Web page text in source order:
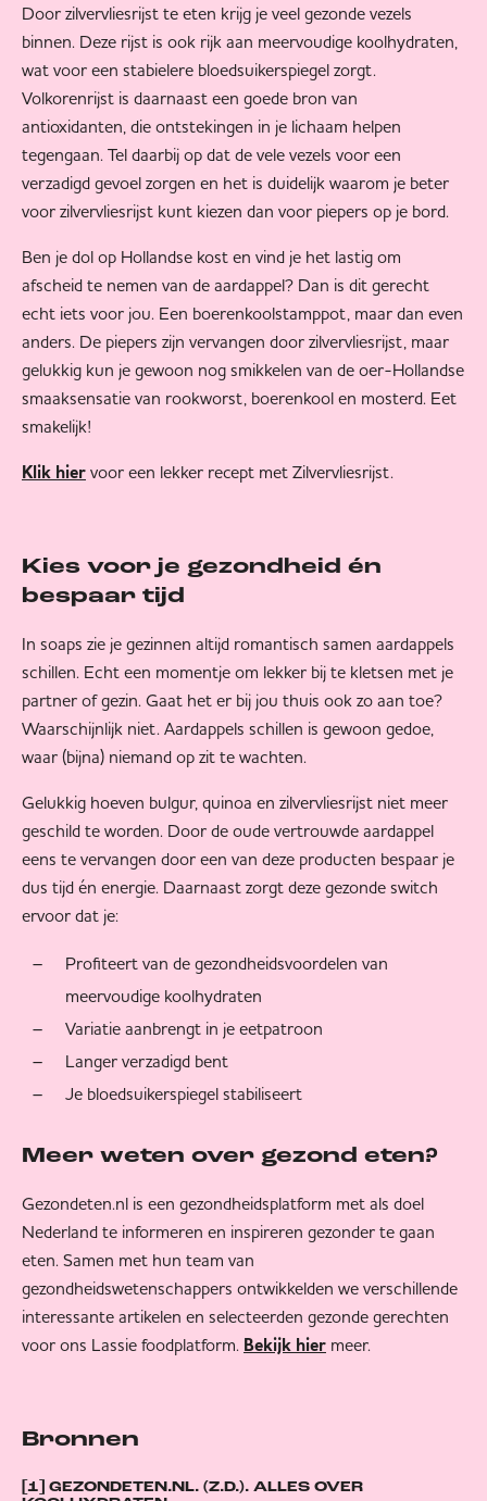
Door zilvervliesrijst te eten krijg je veel gezonde vezels
binnen. Deze rijst is ook rijk aan meervoudige koolhydraten,
wat voor een stabielere bloedsuikerspiegel zorgt.
Volkorenrijst is daarnaast een goede bron van
antioxidanten, die ontstekingen in je lichaam helpen
tegengaan. Tel daarbij op dat de vele vezels voor een
verzadigd gevoel zorgen en het is duidelijk waarom je beter
voor zilvervliesrijst kunt kiezen dan voor piepers op je bord.
Ben je dol op Hollandse kost en vind je het lastig om
afscheid te nemen van de aardappel? Dan is dit gerecht
echt iets voor jou. Een boerenkoolstamppot, maar dan even
anders. De piepers zijn vervangen door zilvervliesrijst, maar
gelukkig kun je gewoon nog smikkelen van de oer-Hollandse
smaaksensatie van rookworst, boerenkool en mosterd. Eet
smakelijk!
Klik hier voor een lekker recept met Zilvervliesrijst.
Kies voor je gezondheid én
bespaar tijd
In soaps zie je gezinnen altijd romantisch samen aardappels
schillen. Echt een momentje om lekker bij te kletsen met je
partner of gezin. Gaat het er bij jou thuis ook zo aan toe?
Waarschijnlijk niet. Aardappels schillen is gewoon gedoe,
waar (bijna) niemand op zit te wachten.
Gelukkig hoeven bulgur, quinoa en zilvervliesrijst niet meer
geschild te worden. Door de oude vertrouwde aardappel
eens te vervangen door een van deze producten bespaar je
dus tijd én energie. Daarnaast zorgt deze gezonde switch
ervoor dat je:
Profiteert van de gezondheidsvoordelen van
meervoudige koolhydraten
Variatie aanbrengt in je eetpatroon
Langer verzadigd bent
Je bloedsuikerspiegel stabiliseert
Meer weten over gezond eten?
Gezondeten.nl is een gezondheidsplatform met als doel
Nederland te informeren en inspireren gezonder te gaan
eten. Samen met hun team van
gezondheidswetenschappers ontwikkelden we verschillende
interessante artikelen en selecteerden gezonde gerechten
voor ons Lassie foodplatform. Bekijk hier meer.
Bronnen
[1] GEZONDETEN.NL. (Z.D.). ALLES OVER